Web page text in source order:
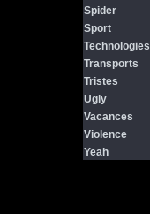
Spider
Sport
Technologies
Transports
Tristes
Ugly
Vacances
Violence
Yeah